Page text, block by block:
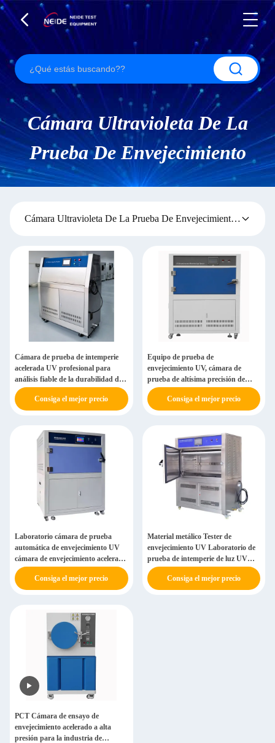
Cámara Ultravioleta De La
Prueba De Envejecimiento
Cámara Ultravioleta De La Prueba De Envejecimiento(5)
Cámara de prueba de intemperie
acelerada UV profesional para
análisis fiable de la durabilidad del
material
Consiga el mejor precio
Equipo de prueba de
envejecimiento UV, cámara de
prueba de altísima precisión de
intemperie UV
Consiga el mejor precio
Laboratorio cámara de prueba
automática de envejecimiento UV
cámara de envejecimiento acelerado
de luz UV
Consiga el mejor precio
Material metálico Tester de
envejecimiento UV Laboratorio de
prueba de intemperie de luz UV
Cámara de prueba PID Control
Consiga el mejor precio
PCT Cámara de ensayo de
envejecimiento acelerado a alta
presión para la industria de